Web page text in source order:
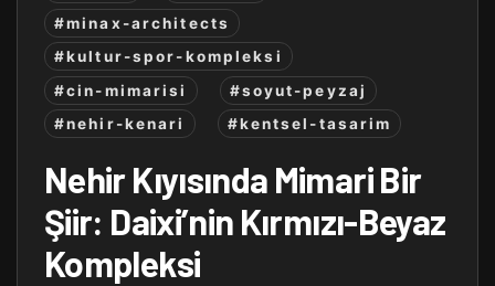
#minax-architects
#kultur-spor-kompleksi
#cin-mimarisi
#soyut-peyzaj
#nehir-kenari
#kentsel-tasarim
Nehir Kıyısında Mimari Bir
Şiir: Daixi’nin Kırmızı-Beyaz
Kompleksi